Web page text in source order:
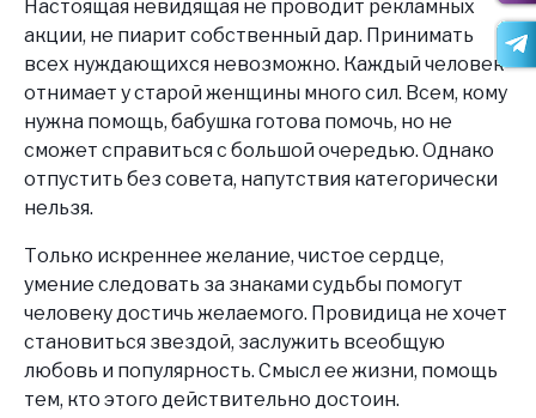
Настоящая невидящая не проводит рекламных
акции, не пиарит собственный дар. Принимать
всех нуждающихся невозможно. Каждый человек
отнимает у старой женщины много сил. Всем, кому
нужна помощь, бабушка готова помочь, но не
сможет справиться с большой очередью. Однако
отпустить без совета, напутствия категорически
нельзя.
Только искреннее желание, чистое сердце,
умение следовать за знаками судьбы помогут
человеку достичь желаемого. Провидица не хочет
становиться звездой, заслужить всеобщую
любовь и популярность. Смысл ее жизни, помощь
тем, кто этого действительно достоин.